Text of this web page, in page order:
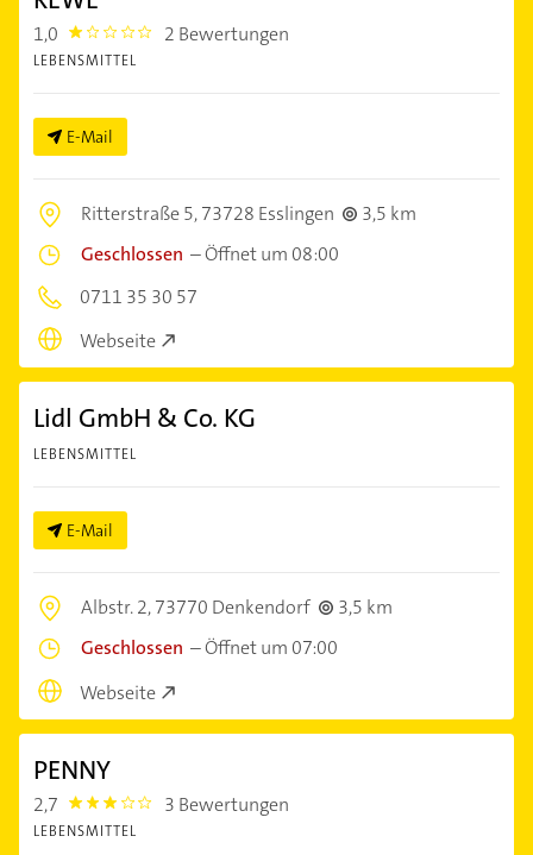
1,0 1.0 2 Bewertungen
LEBENSMITTEL
E-Mail
Ritterstraße 5,73728 Esslingen
3,5 km
Geschlossen –Öffnet um 08:00
0711 35 30 57
Webseite
Lidl GmbH & Co. KG
LEBENSMITTEL
E-Mail
Albstr. 2,73770 Denkendorf
3,5 km
Geschlossen –Öffnet um 07:00
Webseite
PENNY
2,7 2.7 3 Bewertungen
LEBENSMITTEL